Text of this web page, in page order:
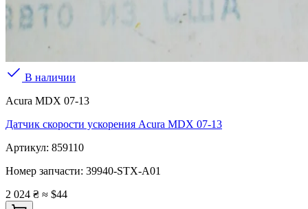
В наличии
Acura MDX 07-13
Датчик скорости ускорения Acura MDX 07-13
Артикул: 859110
Номер запчасти: 39940-STX-A01
2 024 ₴ ≈ $44